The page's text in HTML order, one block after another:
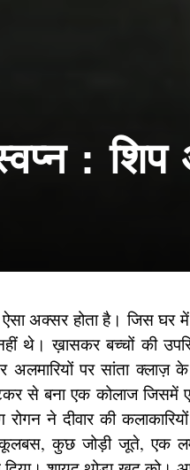
:
अक्सर होता है। जिस घर
थे। ख़ासकर बच्चों की
अलमारियों पर सांता
से बना एक कोलाज जिसमें
ने दीवार की
कुछ जोड़ी जूते, एक